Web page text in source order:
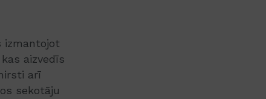
izmantojot
aizvedīs
arī
sekotāju